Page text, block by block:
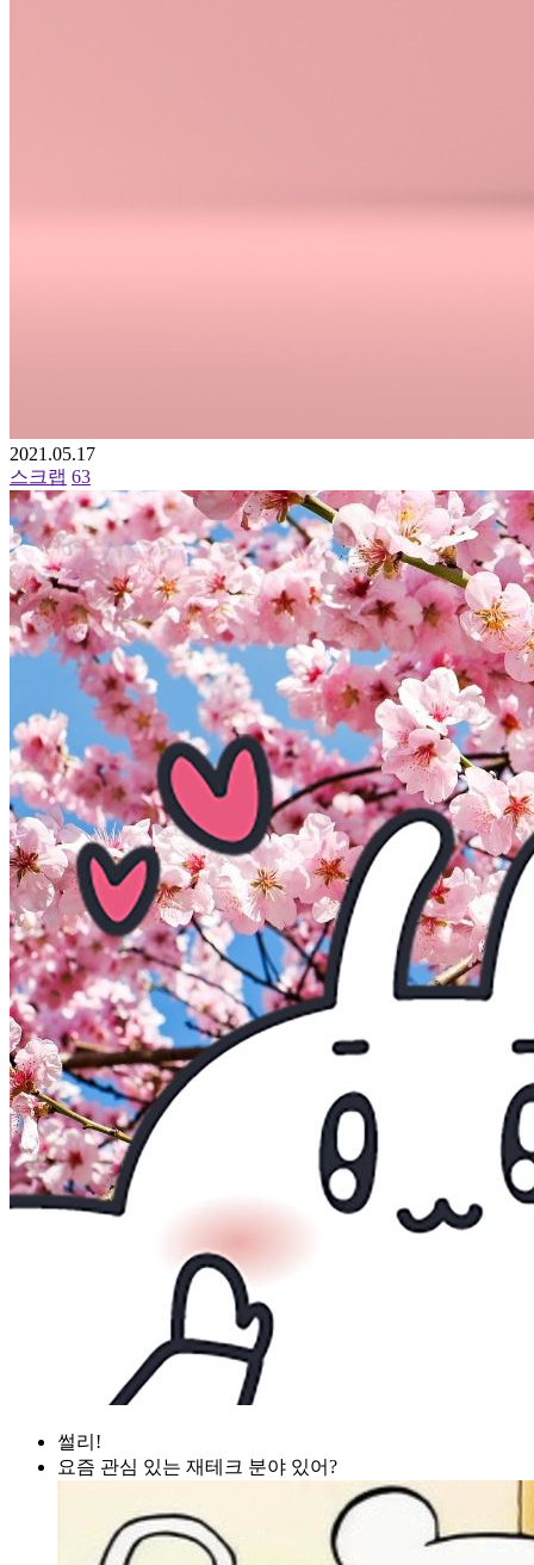
2021.05.17
스크랩 63
썰리!
요즘 관심 있는 재테크 분야 있어?